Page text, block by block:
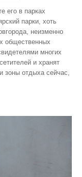
его в парках
парки, хоть
неизменно
общественных
многих
и хранят
зоны отдыха сейчас,